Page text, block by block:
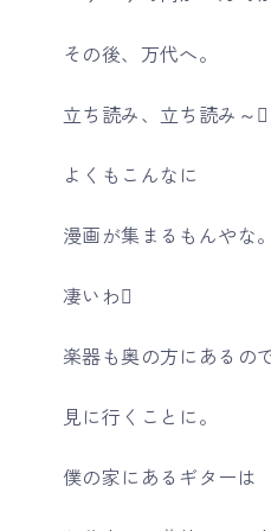
その後、万代へ。
立ち読み、立ち読み～
よくもこんなに
漫画が集まるもんやな
凄いわ
楽器も奥の方にあるの
見に行くことに。
僕の家にあるギターは